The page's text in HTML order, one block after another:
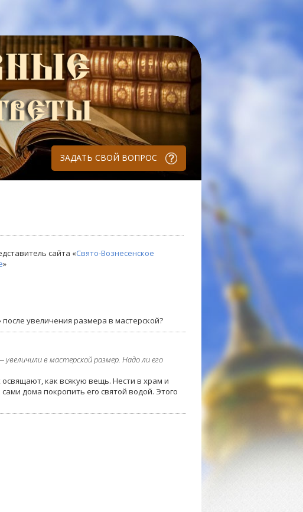
ЗАДАТЬ СВОЙ ВОПРОС
сайта «Свято-Вознесенское
»
увеличения размера в мастерской?
увеличили в мастерской размер. Надо ли его
как всякую вещь. Нести в храм и
дома покропить его святой водой. Этого